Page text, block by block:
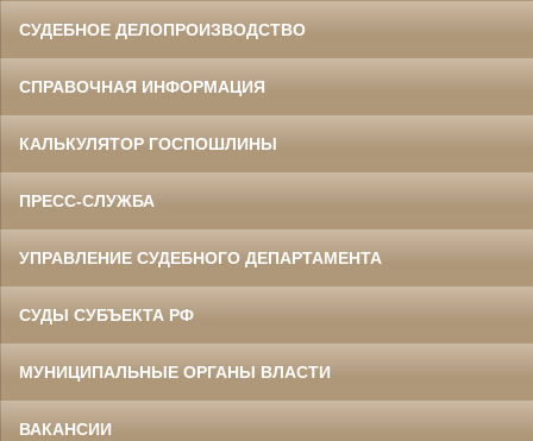
СУДЕБНОЕ ДЕЛОПРОИЗВОДСТВО
СПРАВОЧНАЯ ИНФОРМАЦИЯ
КАЛЬКУЛЯТОР ГОСПОШЛИНЫ
ПРЕСС-СЛУЖБА
УПРАВЛЕНИЕ СУДЕБНОГО ДЕПАРТАМЕНТА
СУДЫ СУБЪЕКТА РФ
МУНИЦИПАЛЬНЫЕ ОРГАНЫ ВЛАСТИ
ВАКАНСИИ